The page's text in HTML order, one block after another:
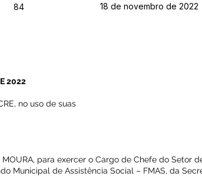
84 18 de novembro de 2022
2022
no uso de suas
MOURA, para exercer o Cargo de Chefe do Setor
Municipal de Assistência Social – FMAS, da